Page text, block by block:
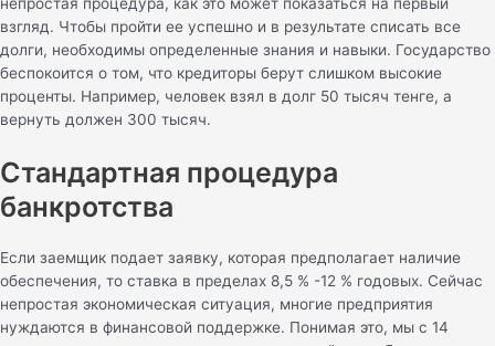
взгляд. Чтобы пройти ее успешно и в результате списать все
долги, необходимы определенные знания и навыки. Государство
беспокоится о том, что кредиторы берут слишком высокие
проценты. Например, человек взял в долг 50 тысяч тенге, а
вернуть должен 300 тысяч.
Стандартная процедура
банкротства
Если заемщик подает заявку, которая предполагает наличие
обеспечения, то ставка в пределах 8,5 % -12 % годовых. Сейчас
непростая экономическая ситуация, многие предприятия
нуждаются в финансовой поддержке. Понимая это, мы с 14